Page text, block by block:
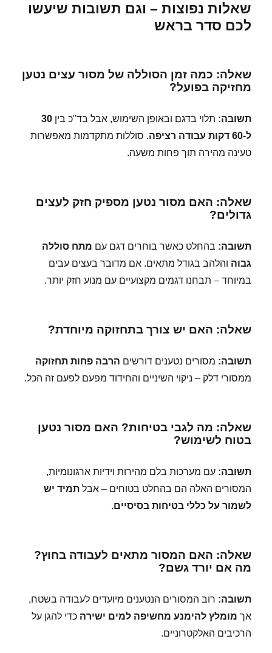
שאלות נפוצות – וגם תשובות שיעשו
לכם סדר בראש
שאלה: כמה זמן הסוללה של מסור עצים נטען
מחזיקה בפועל?
תשובה: תלוי בדגם ובאופן השימוש, אבל בד"כ בין30
ל-60 דקות עבודה רציפה
. סוללות מתקדמות מאפשרות
טעינה מהירה תוך פחות משעה.
שאלה: האם מסור נטען מספיק חזק לעצים
גדולים?
תשובה: בהחלט כאשר בוחרים דגם עם מתח סוללה
גבוה והלהב בגודל מתאים. אם מדובר בעצים עבים
במיוחד – תבחנו דגמים מקצועיים עם מנוע חזק יותר.
שאלה: האם יש צורך בתחזוקה מיוחדת?
תשובה: מסורים נטענים דורשים הרבה פחות תחזוקה
ממסורי דלק – ניקוי השיניים והחידוד מפעם לפעם זה הכל.
שאלה: מה לגבי בטיחות? האם מסור נטען
בטוח לשימוש?
תשובה: עם מערכות בלם מהירות וידיות ארגונומיות,
המסורים האלה הם בהחלט בטוחים – אבלתמיד יש
לשמור על כללי בטיחות בסיסיים.
שאלה: האם המסור מתאים לעבודה בחוץ?
מה אם יורד גשם?
תשובה: רוב המסורים הנטענים מיועדים לעבודה בשטח,
אך מומלץ להימנע מחשיפה למים ישירה כדי להגן על
הרכיבים האלקטרוניים.